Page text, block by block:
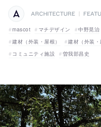
ARCHITECTURE
mascot マチデザイン 中野晃治
建材（外装・屋根）
建材（外装・
コミュニティ施設
曽我部昌史